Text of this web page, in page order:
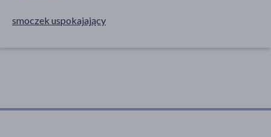
smoczek uspokajający